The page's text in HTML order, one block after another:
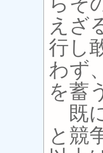
えざ
行し
わず
を蓄
既
と競